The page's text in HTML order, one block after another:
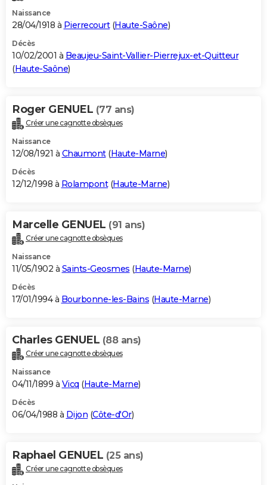
Naissance
28/04/1918 à Pierrecourt(Haute-Saône)
Décès
10/02/2001 à Beaujeu-Saint-Vallier-Pierrejux-et-Quitteur
(Haute-Saône)
Roger GENUEL (77 ans)
Créer une cagnotte obsèques
Naissance
12/08/1921 à Chaumont(Haute-Marne)
Décès
12/12/1998 à Rolampont(Haute-Marne)
Marcelle GENUEL (91 ans)
Créer une cagnotte obsèques
Naissance
11/05/1902 à Saints-Geosmes (Haute-Marne)
Décès
17/01/1994 à Bourbonne-les-Bains (Haute-Marne)
Charles GENUEL (88 ans)
Créer une cagnotte obsèques
Naissance
04/11/1899 à Vicq (Haute-Marne)
Décès
06/04/1988 à Dijon (Côte-d'Or)
Raphael GENUEL (25 ans)
Créer une cagnotte obsèques